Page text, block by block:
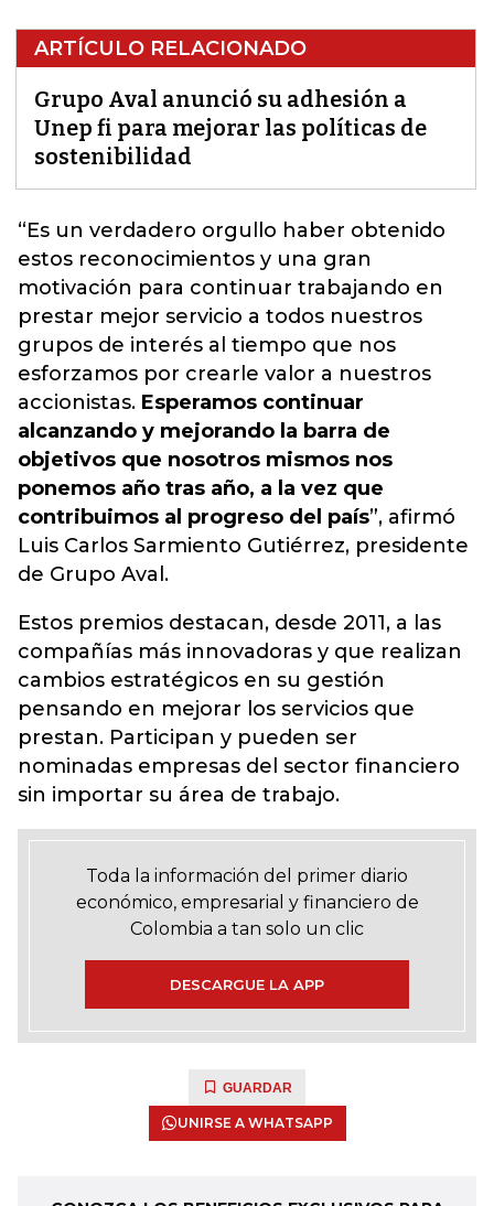
ARTÍCULO RELACIONADO
Grupo Aval anunció su adhesión a
Unep fi para mejorar las políticas de
sostenibilidad
“Es un verdadero orgullo haber obtenido
estos reconocimientos y una gran
motivación para continuar trabajando en
prestar mejor servicio a todos nuestros
grupos de interés al tiempo que nos
esforzamos por crearle valor a nuestros
accionistas. Esperamos continuar
alcanzando y mejorando la barra de
objetivos que nosotros mismos nos
ponemos año tras año, a la vez que
contribuimos al progreso del país”, afirmó
Luis Carlos Sarmiento Gutiérrez, presidente
de Grupo Aval .
Estos premios destacan, desde 2011, a las
compañías más innovadoras y que realizan
cambios estratégicos en su gestión
pensando en mejorar los servicios que
prestan. Participan y pueden ser
nominadas empresas del sector financiero
sin importar su área de trabajo.
Toda la información del primer diario
económico, empresarial y financiero de
Colombia a tan solo un clic
DESCARGUE LA APP
GUARDAR
UNIRSE A WHATSAPP